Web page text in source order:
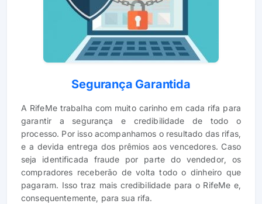
Segurança Garantida
A RifeMe trabalha com muito carinho em cada rifa para
garantir a segurança e credibilidade de todo o
processo. Por isso acompanhamos o resultado das rifas,
e a devida entrega dos prêmios aos vencedores. Caso
seja identificada fraude por parte do vendedor, os
compradores receberão de volta todo o dinheiro que
pagaram. Isso traz mais credibilidade para o RifeMe e,
consequentemente, para sua rifa.